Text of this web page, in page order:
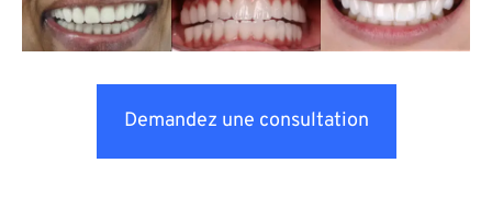
Demandez une consultation